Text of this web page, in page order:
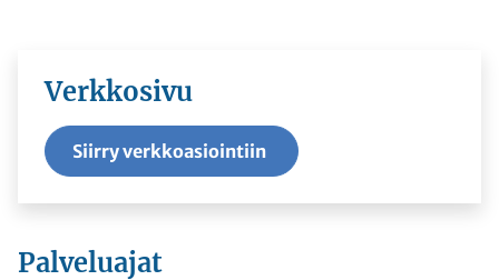
Verkkosivu
Siirry verkkoasiointiin
Palveluajat